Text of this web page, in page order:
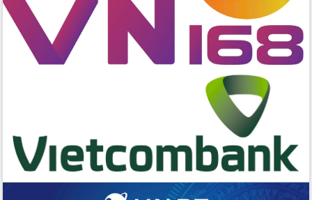
với Tập đoàn Bưu chính Viễn thông
Việt Nam
Thứ trưởng Bộ Y tế làm việc với tỉnh
Đắk Lắk về phát triển nhân lực y tế
cho trạm y tế cấp xã
trong thương mại điện tử năm 2026
Đoàn đại biểu Quốc hội tỉnh Đắk Lắk
trao đổi thông tin trước Kỳ họp thứ